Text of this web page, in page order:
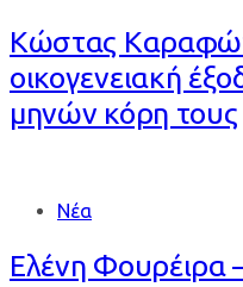
Κώστας
οικογενειακή
μηνών κόρη τους
Νέα
Ελένη Φουρέιρα